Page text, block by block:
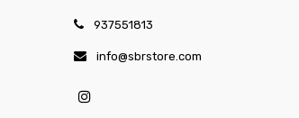
937551813
info@sbrstore.com